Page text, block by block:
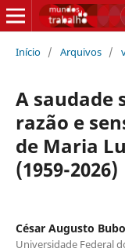
Início / Arquivos /
A saudade
razão e
de Maria
(1959-2026)
César Augusto
Universidade Federal